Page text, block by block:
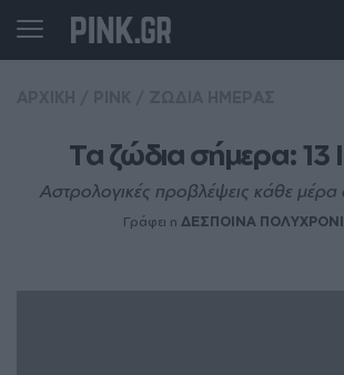
Τα ζώδια σήμερα: 13
Αστρολογικές προβλέψεις κάθε
Γράφει η ΔΕΣΠΟΙΝΑ